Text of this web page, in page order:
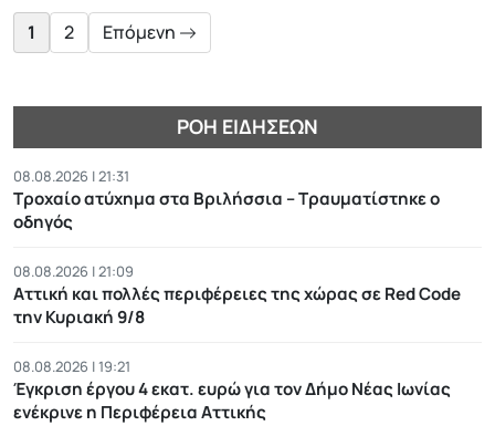
1 2 Επόμενη
ΡΟΉ ΕΙΔΉΣΕΩΝ
08.08.2026 | 21:31
Τροχαίο ατύχημα στα Βριλήσσια – Τραυματίστηκε ο
οδηγός
08.08.2026 | 21:09
Αττική και πολλές περιφέρειες της χώρας σε Red Code
την Κυριακή 9/8
08.08.2026 | 19:21
Έγκριση έργου 4 εκατ. ευρώ για τον Δήμο Νέας Ιωνίας
ενέκρινε η Περιφέρεια Αττικής